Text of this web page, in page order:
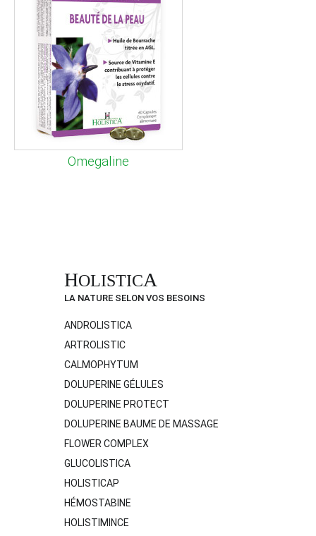
Omegaline
HOLISTICA
LA NATURE SELON VOS BESOINS
ANDROLISTICA
ARTROLISTIC
CALMOPHYTUM
DOLUPERINE GÉLULES
DOLUPERINE PROTECT
DOLUPERINE BAUME DE MASSAGE
FLOWER COMPLEX
GLUCOLISTICA
HOLISTICAP
HÉMOSTABINE
HOLISTIMINCE